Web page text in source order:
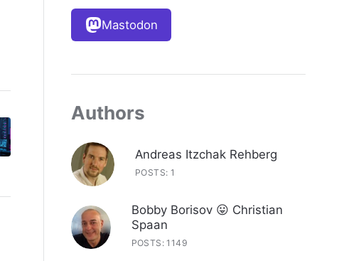
Mastodon
Authors
Andreas Itzchak Rehberg
POSTS: 1
Bobby Borisov 😛 Christian
Spaan
POSTS: 1149